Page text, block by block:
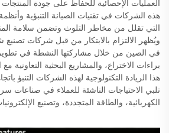
العمليات الإحصائية للحفاظ على جودة
هذه الشركات في تقنيات الصيانة التنبؤية
التي تقلل من مخاطر التلوث وتضمن سلامة
ويُظهر الالتزام بالابتكار من قبل شركات
في الصين من خلال مشاركتها النشطة في تطوير
براءات الاختراع، والمشاريع البحثية التعاونية
هذا الريادة التكنولوجية لهذه الشركات التنبؤ
تلبي الاحتياجات الناشئة للعملاء في صناعات
الكهربائية، والطاقة المتجددة، وتصنيع